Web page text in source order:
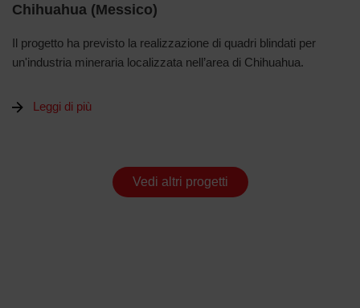
Chihuahua (Messico)
Il progetto ha previsto la realizzazione di quadri blindati per
un'industria mineraria localizzata nell’area di Chihuahua.
Leggi di più
Vedi altri progetti